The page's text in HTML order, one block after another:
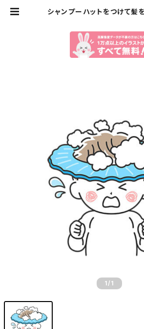
シャンプーハットをつけて髪
料素材販売
1 /1